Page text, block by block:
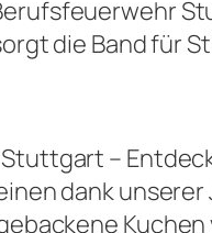
die Band für
–
dank